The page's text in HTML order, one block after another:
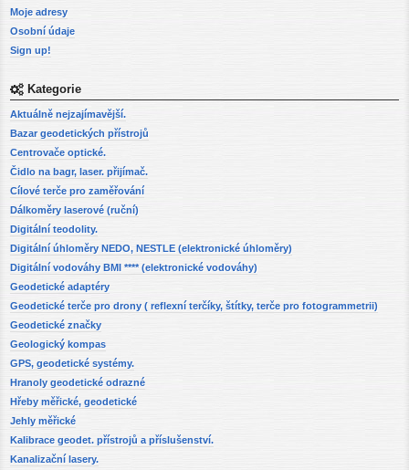
Moje adresy
Osobní údaje
Sign up!
Kategorie
Aktuálně nejzajímavější.
Bazar geodetických přístrojů
Centrovače optické.
Čidlo na bagr, laser. přijímač.
Cílové terče pro zaměřování
Dálkoměry laserové (ruční)
Digitální teodolity.
Digitální úhloměry NEDO, NESTLE (elektronické úhloměry)
Digitální vodováhy BMI **** (elektronické vodováhy)
Geodetické adaptéry
Geodetické terče pro drony ( reflexní terčíky, štítky, terče pro fotogrammetrii)
Geodetické značky
Geologický kompas
GPS, geodetické systémy.
Hranoly geodetické odrazné
Hřeby měřické, geodetické
Jehly měřické
Kalibrace geodet. přístrojů a příslušenství.
Kanalizační lasery.